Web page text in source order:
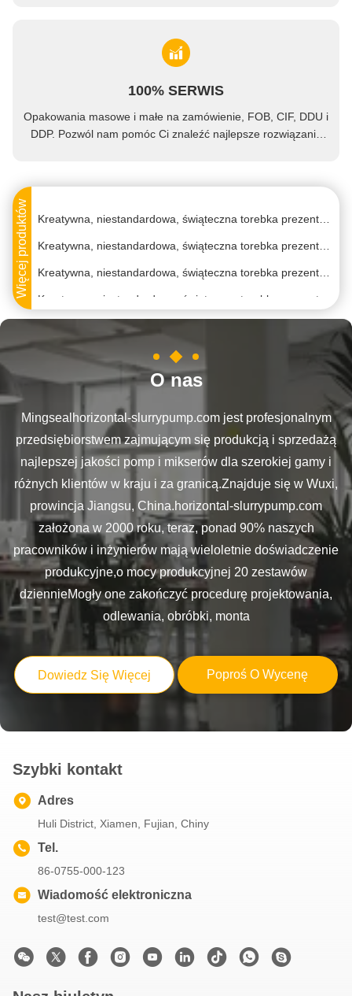
100% SERWIS
Opakowania masowe i małe na zamówienie, FOB, CIF, DDU i
DDP. Pozwól nam pomóc Ci znaleźć najlepsze rozwiązanie
Więcej produktów
Kreatywna, niestandardowa, świąteczna torebka prezentów z papieru z własnym logo.
Kreatywna, niestandardowa, świąteczna torebka prezentów z papieru z własnym logo.
Kreatywna, niestandardowa, świąteczna torebka prezentów z papieru z własnym logo.
Kreatywna, niestandardowa, świąteczna torebka prezentów z papieru z własnym logo.
Kreatywna, niestandardowa, świąteczna torebka prezentów z papieru z własnym logo.
Kreatywna, niestandardowa, świąteczna torebka prezentów z papieru z własnym logo.
Kreatywna, niestandardowa, świąteczna torebka prezentów z papieru z własnym logo.
Kreatywna, niestandardowa, świąteczna torebka prezentów z papieru z własnym logo.
O nas
Mingsealhorizontal-slurrypump.com jest profesjonalnym
przedsiębiorstwem zajmującym się produkcją i sprzedażą
najlepszej jakości pomp i mikserów dla szerokiej gamy i
różnych klientów w kraju i za granicą.Znajduje się w Wuxi,
prowincja Jiangsu, China.horizontal-slurrypump.com
założona w 2000 roku, teraz, ponad 90% naszych
pracowników i inżynierów mają wieloletnie doświadczenie
produkcyjne,o mocy produkcyjnej 20 zestawów
dziennieMogły one zakończyć procedurę projektowania,
odlewania, obróbki, monta
Dowiedz Się Więcej Poproś O Wycenę
Szybki kontakt
Adres
Huli District, Xiamen, Fujian, Chiny
Tel.
86-0755-000-123
Wiadomość elektroniczna
test@test.com